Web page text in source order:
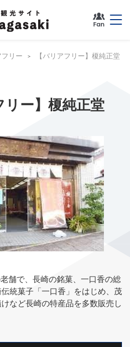
リー 【バリアフリー】榎純正堂
リー】榎純正堂
舗で、長崎の銘菓、一口香の総
統菓子「一口香」をはじめ、茂
など長崎の特産品を多数販売し